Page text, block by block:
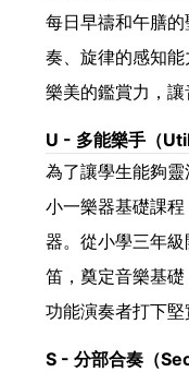
每日早禱和午膳
奏、旋律的感知
樂美的鑑賞力，讓
U - 多能樂手（
為了讓學生能夠
小一樂器基礎課
器。從小學三年
笛，奠定音樂基
功能演奏者打下堅
S - 分部合奏（